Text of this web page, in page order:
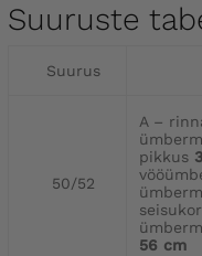
Suuruste
Suurus
50/52
A –
pikkus
56 cm